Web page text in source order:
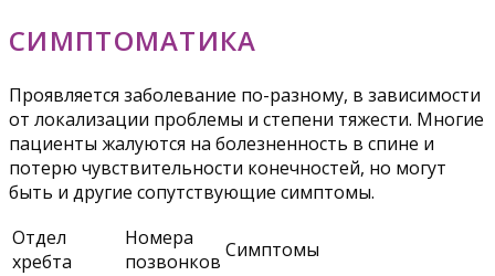
СИМПТОМАТИКА
Проявляется заболевание по-разному, в зависимости
от локализации проблемы и степени тяжести. Многие
пациенты жалуются на болезненность в спине и
потерю чувствительности конечностей, но могут
быть и другие сопутствующие симптомы.
Отдел
хребта
Номера
позвонков Симптомы